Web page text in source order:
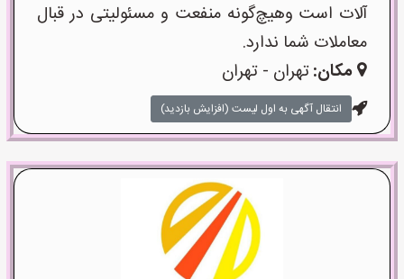
آلات است وهیچ‌گونه منفعت و مسئولیتی در قبال
معاملات شما ندارد.
مکان:تهران - تهران
انتقال آگهی به اول لیست (افزایش بازدید)